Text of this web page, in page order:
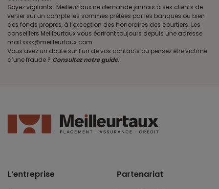
Soyez vigilants · Meilleurtaux ne demande jamais à ses clients de
verser sur un compte les sommes prêtées par les banques ou bien
des fonds propres, à l’exception des honoraires des courtiers. Les
conseillers Meilleurtaux vous écriront toujours depuis une adresse
mail xxxx@meilleurtaux.com
Vous avez un doute sur l’un de vos contacts ou pensez être victime
d’une fraude ? Consultez notre guide.
L’entreprise Partenariat